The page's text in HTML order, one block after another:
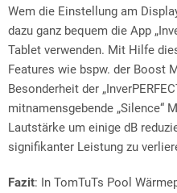
Wem die Einstellung am
dazu ganz bequem die App
Tablet verwenden. Mit Hilfe
Features wie bspw. der Boost
Besonderheit der
mitnamensgebende „Silence“
Lautstärke um einige dB
signifikanter Leistung zu
Fazit: In TomTuTs Pool